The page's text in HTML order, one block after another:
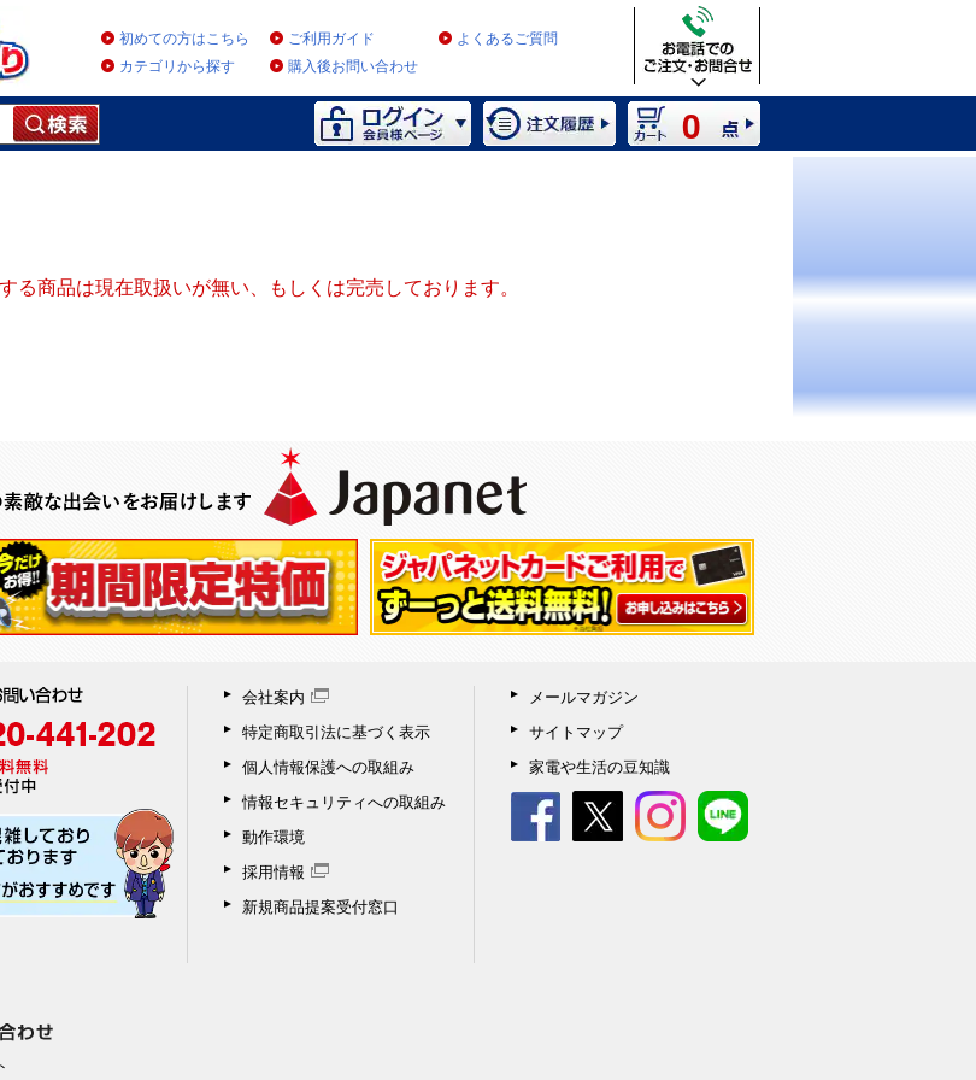
初めての方はこちら ご利用ガイド
よくあるご質問
カテゴリから探す
購入後お問い合わせ
0
る商品は現在取扱いが無い、もしくは完売しております。
会社案内
特定商取引法に基づく表示
個人情報保護への取組み
情報セキュリティへの取組み
動作環境
採用情報
新規商品提案受付窓口
メールマガジン
サイトマップ
家電や生活の豆知識